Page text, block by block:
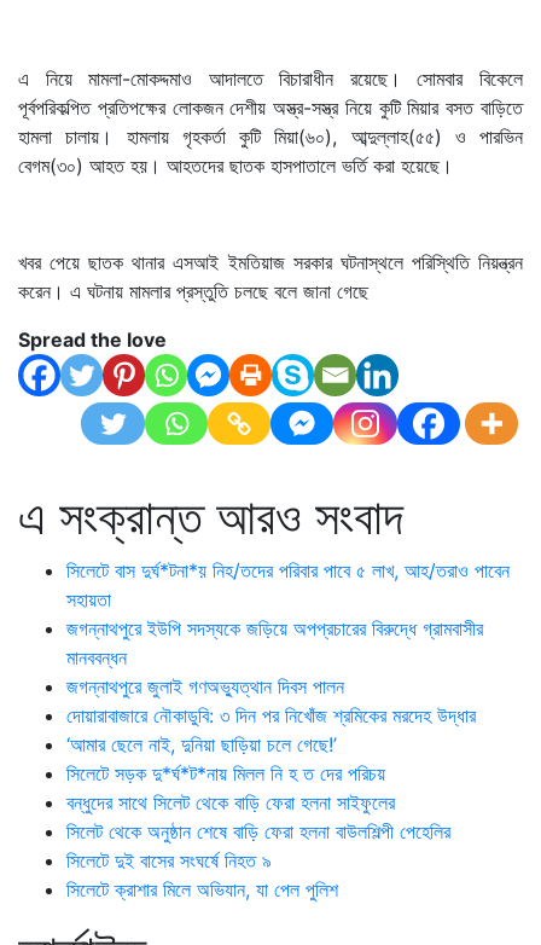
এ নিয়ে মামলা-মোকদ্দমাও আদালতে বিচারাধীন রয়েছে। সোমবার বিকেলে
পূর্বপরিকল্পিত প্রতিপক্ষের লোকজন দেশীয় অস্ত্র-সস্ত্র নিয়ে কুটি মিয়ার বসত বাড়িতে
হামলা চালায়। হামলায় গৃহকর্তা কুটি মিয়া(৬০), আব্দুল্লাহ(৫৫) ও পারভিন
বেগম(৩০) আহত হয়। আহতদের ছাতক হাসপাতালে ভর্তি করা হয়েছে।
খবর পেয়ে ছাতক থানার এসআই ইমতিয়াজ সরকার ঘটনাস্থলে পরিস্থিতি নিয়ন্ত্রন
করেন। এ ঘটনায় মামলার প্রস্তুতি চলছে বলে জানা গেছে
Spread the love
এ সংক্রান্ত আরও সংবাদ
সিলেটে বাস দুর্ঘ*টনা*য় নিহ/তদের পরিবার পাবে ৫ লাখ, আহ/তরাও পাবেন
সহায়তা
জগন্নাথপুরে ইউপি সদস্যকে জড়িয়ে অপপ্রচারের বিরুদ্ধে গ্রামবাসীর
মানববন্ধন
জগন্নাথপুরে জুলাই গণঅভ্যুত্থান দিবস পালন
দোয়ারাবাজারে নৌকাডুবি: ৩ দিন পর নিখোঁজ শ্রমিকের মরদেহ উদ্ধার
‘আমার ছেলে নাই, দুনিয়া ছাড়িয়া চলে গেছে!’
সিলেটে সড়ক দু*র্ঘ*ট*নায় মিলল নি হ ত দের পরিচয়
বন্ধুদের সাথে সিলেট থেকে বাড়ি ফেরা হলনা সাইফুলের
সিলেট থেকে অনুষ্ঠান শেষে বাড়ি ফেরা হলনা বাউলশিল্পী পেহেলির
সিলেটে দুই বাসের সংঘর্ষে নিহত ৯
সিলেটে ক্রাশার মিলে অভিযান, যা পেল পুলিশ